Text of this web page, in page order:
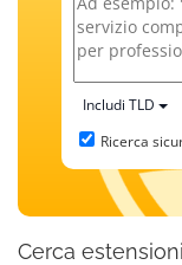
Includi TLD
Ricerca
Cerca